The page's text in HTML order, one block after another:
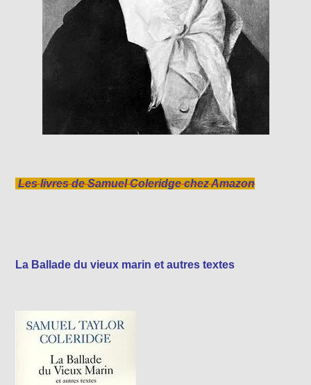
Les livres de Samuel Coleridge chez Amazon
La Ballade du vieux marin et autres textes